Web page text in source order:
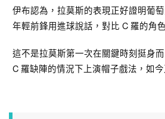
伊布認為，拉莫斯的表現正好證明葡
年輕前鋒用進球說話，對比 C 羅的角
這不是拉莫斯第一次在關鍵時刻挺身
C 羅缺陣的情況下上演帽子戲法，如